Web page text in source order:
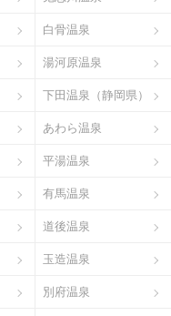
白骨温泉
湯河原温泉
下田温泉（静岡県）
あわら温泉
平湯温泉
有馬温泉
道後温泉
玉造温泉
別府温泉